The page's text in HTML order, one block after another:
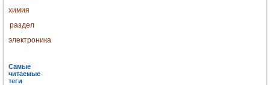
химия
раздел
электроника
Самые
читаемые
теги